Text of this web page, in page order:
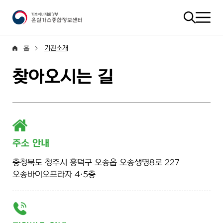
홈 기관소개
찾아오시는 길
주소 안내
충청북도 청주시 흥덕구 오송읍 오송생명8로 227
오송바이오프라자 4·5층